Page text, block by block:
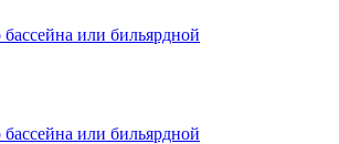
или бильярдной
или бильярдной